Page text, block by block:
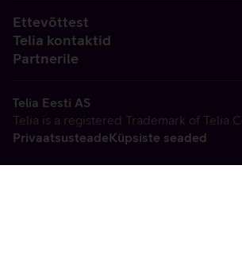
Ettevõttest
Telia kontaktid
Partnerile
Telia Eesti AS
Telia is a registered Trademark of Telia
PrivaatsusteadeKüpsiste seaded